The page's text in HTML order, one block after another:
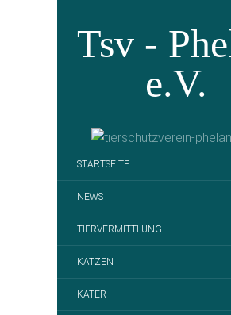
Tsv -
e.V.
STARTSEITE
NEWS
TIERVERMITTLUNG
KATZEN
KATER